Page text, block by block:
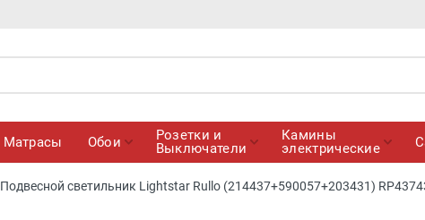
Матрасы Обои
Розетки и
Выключатели
Камины
электрические
Подвесной светильник Lightstar Rullo (214437+590057+203431)